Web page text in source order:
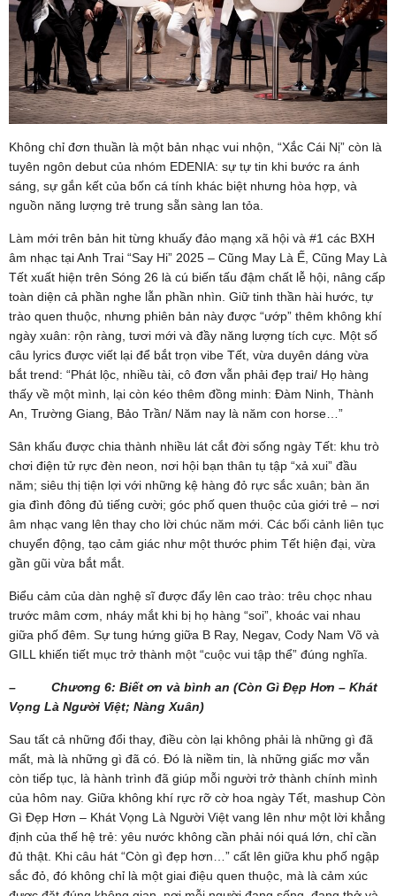
Không chỉ đơn thuần là một bản nhạc vui nhộn, “Xắc Cái Nị” còn là
tuyên ngôn debut của nhóm EDENIA: sự tự tin khi bước ra ánh
sáng, sự gắn kết của bốn cá tính khác biệt nhưng hòa hợp, và
nguồn năng lượng trẻ trung sẵn sàng lan tỏa.
Làm mới trên bản hit từng khuấy đảo mạng xã hội và #1 các BXH
âm nhạc tại Anh Trai “Say Hi” 2025 – Cũng May Là Ế, Cũng May Là
Tết xuất hiện trên Sóng 26 là cú biến tấu đậm chất lễ hội, nâng cấp
toàn diện cả phần nghe lẫn phần nhìn. Giữ tinh thần hài hước, tự
trào quen thuộc, nhưng phiên bản này được “ướp” thêm không khí
ngày xuân: rộn ràng, tươi mới và đầy năng lượng tích cực. Một số
câu lyrics được viết lại để bắt trọn vibe Tết, vừa duyên dáng vừa
bắt trend: “Phát lộc, nhiều tài, cô đơn vẫn phải đẹp trai/ Họ hàng
thấy về một mình, lại còn kéo thêm đồng minh: Đàm Ninh, Thành
An, Trường Giang, Bảo Trần/ Năm nay là năm con horse…”
Sân khấu được chia thành nhiều lát cắt đời sống ngày Tết: khu trò
chơi điện tử rực đèn neon, nơi hội bạn thân tụ tập “xả xui” đầu
năm; siêu thị tiện lợi với những kệ hàng đỏ rực sắc xuân; bàn ăn
gia đình đông đủ tiếng cười; góc phố quen thuộc của giới trẻ – nơi
âm nhạc vang lên thay cho lời chúc năm mới. Các bối cảnh liên tục
chuyển động, tạo cảm giác như một thước phim Tết hiện đại, vừa
gần gũi vừa bắt mắt.
Biểu cảm của dàn nghệ sĩ được đẩy lên cao trào: trêu chọc nhau
trước mâm cơm, nháy mắt khi bị họ hàng “soi”, khoác vai nhau
giữa phố đêm. Sự tung hứng giữa B Ray, Negav, Cody Nam Võ và
GILL khiến tiết mục trở thành một “cuộc vui tập thể” đúng nghĩa.
– Chương 6: Biết ơn và bình an (Còn Gì Đẹp Hơn – Khát
Vọng Là Người Việt; Nàng Xuân)
Sau tất cả những đổi thay, điều còn lại không phải là những gì đã
mất, mà là những gì đã có. Đó là niềm tin, là những giấc mơ vẫn
còn tiếp tục, là hành trình đã giúp mỗi người trở thành chính mình
của hôm nay. Giữa không khí rực rỡ cờ hoa ngày Tết, mashup Còn
Gì Đẹp Hơn – Khát Vọng Là Người Việt vang lên như một lời khẳng
định của thế hệ trẻ: yêu nước không cần phải nói quá lớn, chỉ cần
đủ thật. Khi câu hát “Còn gì đẹp hơn…” cất lên giữa khu phố ngập
sắc đỏ, đó không chỉ là một giai điệu quen thuộc, mà là cảm xúc